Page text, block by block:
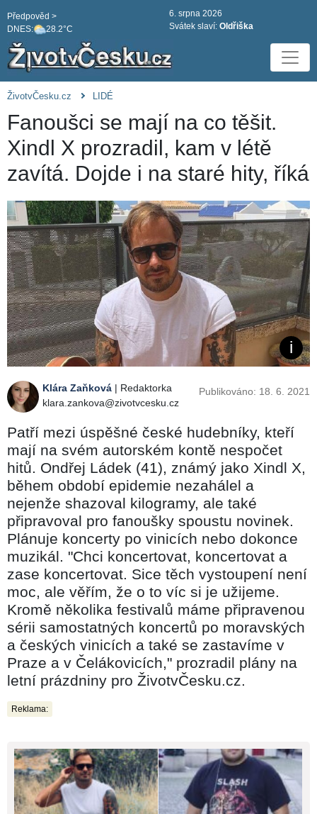
DNES: 28.2°C
Předpověd >
6. srpna 2026
Svátek slaví: Oldřiška
ŽivotvČesku.cz LIDÉ
Fanoušci se mají na co těšit.
Xindl X prozradil, kam v létě
zavítá. Dojde i na staré hity, říká
Klára Zaňková | Redaktorka
klara.zankova@zivotvcesku.cz
Publikováno: 18. 6. 2021
Patří mezi úspěšné české hudebníky, kteří
mají na svém autorském kontě nespočet
hitů. Ondřej Ládek (41), známý jako Xindl X,
během období epidemie nezahálel a
nejenže shazoval kilogramy, ale také
připravoval pro fanoušky spoustu novinek.
Plánuje koncerty po vinicích nebo dokonce
muzikál. "Chci koncertovat, koncertovat a
zase koncertovat. Sice těch vystoupení není
moc, ale věřím, že o to víc si je užijeme.
Kromě několika festivalů máme připravenou
sérii samostatných koncertů po moravských
a českých vinicích a také se zastavíme v
Praze a v Čelákovicích," prozradil plány na
letní prázdniny pro ŽivotvČesku.cz.
Reklama: